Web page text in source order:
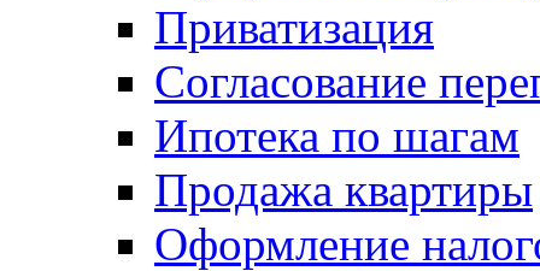
Приватизация
Согласование
Ипотека по шагам
Продажа квартиры
Оформление